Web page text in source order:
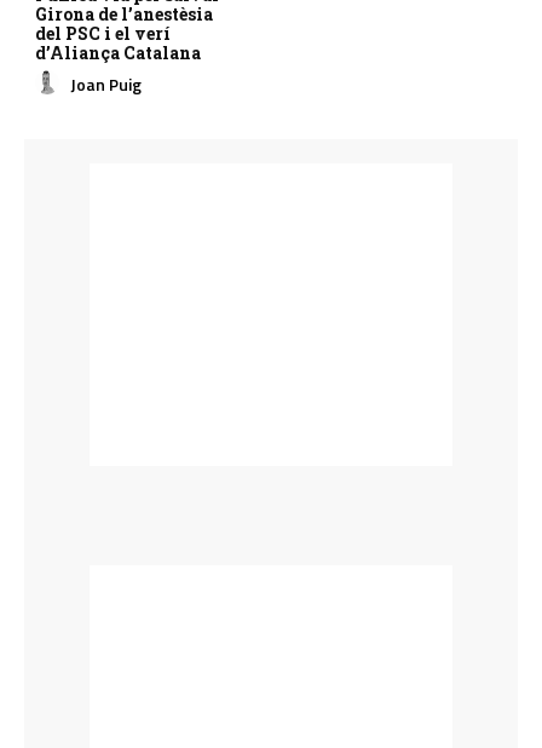
Girona de l’anestèsia
del PSC i el verí
d’Aliança Catalana
Joan Puig